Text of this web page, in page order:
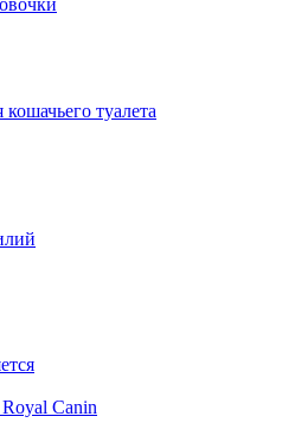
туалета
Canin